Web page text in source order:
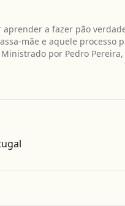
a fazer pão
mãe e aquele processo
por Pedro